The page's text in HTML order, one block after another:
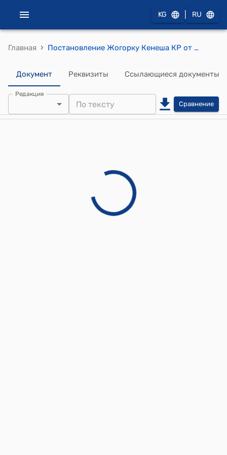
KG RU
Главная › Постановление Жогорку Кенеша КР от 19 июня 2025 года № 3231-VII "О принятии в первом чтении проекта Закона Кыргызской Республики "О ратификации Грантового соглашения между Кыргызской Республикой и Азиатским банком инфраструктурных инвестиций по подготовке Фазы-1 программы "Всеобщего доступа к водоснабжению и санитарии", подписанного 14 марта 2025 года в городе Бишкек"
Документ Реквизиты Ссылающиеся документы
Редакция
Сравнение